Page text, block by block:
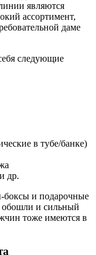
являются
ассортимент,
даме
следующие
в тубе/банке)
др.
боксы и подарочные
и сильный
тоже имеются в